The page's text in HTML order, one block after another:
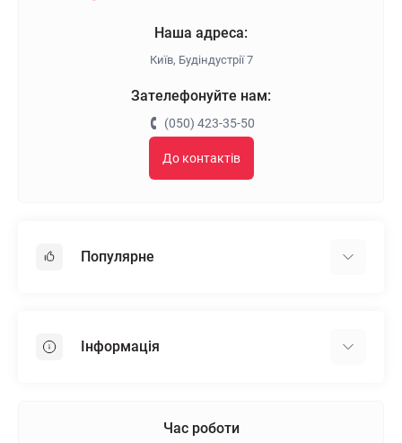
Наша адреса:
Київ, Будіндустрії 7
Зателефонуйте нам:
(050) 423-35-50
До контактів
Популярне
Пінопласт
Інформація
Час роботи